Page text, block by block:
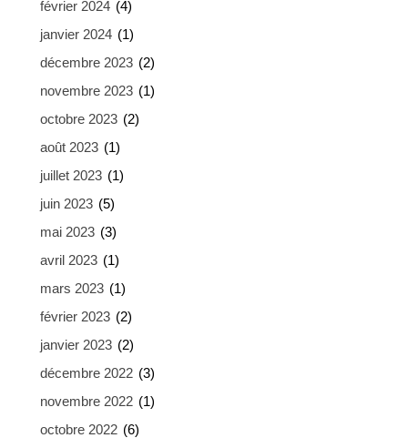
février 2024 (4)
janvier 2024 (1)
décembre 2023 (2)
novembre 2023 (1)
octobre 2023 (2)
août 2023 (1)
juillet 2023 (1)
juin 2023 (5)
mai 2023 (3)
avril 2023 (1)
mars 2023 (1)
février 2023 (2)
janvier 2023 (2)
décembre 2022 (3)
novembre 2022 (1)
octobre 2022 (6)